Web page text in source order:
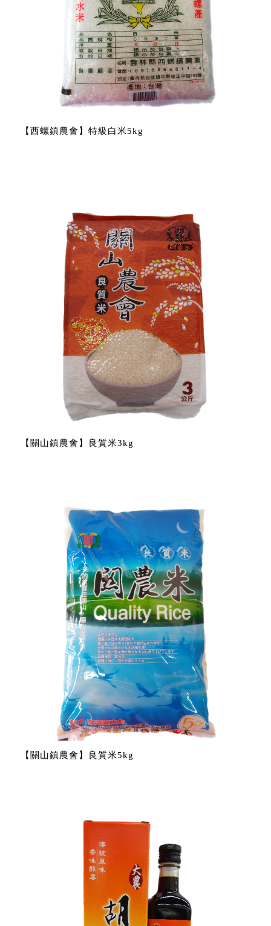
【西螺鎮農會】特級白米5kg
【關山鎮農會】良質米3kg
【關山鎮農會】良質米5kg